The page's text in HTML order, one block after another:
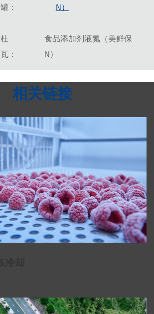
罐：
N）
杜
瓦：
食品添加剂液氮（美鲜保
N）
相关链接